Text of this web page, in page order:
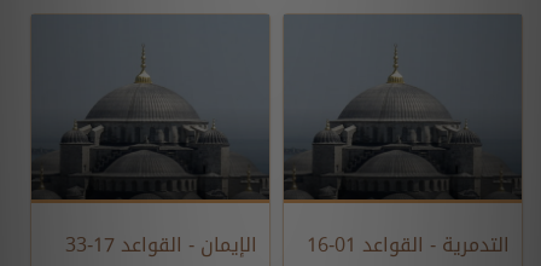
التدمرية - القواعد 01-16 الإيمان - القواعد 17-33